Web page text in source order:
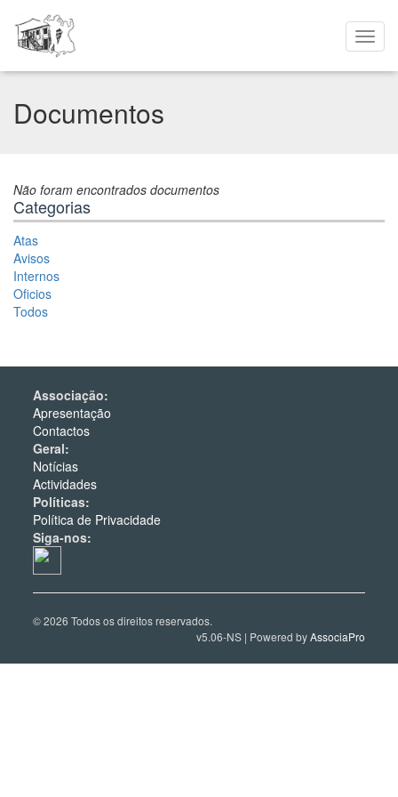
Documentos
Não foram encontrados documentos
Categorias
Atas
Avisos
Internos
Oficios
Todos
Associação:
Apresentação
Contactos
Geral:
Notícias
Actividades
Políticas:
Política de Privacidade
Siga-nos:
© 2026 Todos os direitos reservados.
v5.06-NS | Powered byAssociaPro